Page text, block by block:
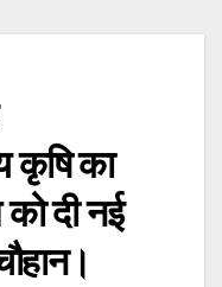
कृषि का
दी नई